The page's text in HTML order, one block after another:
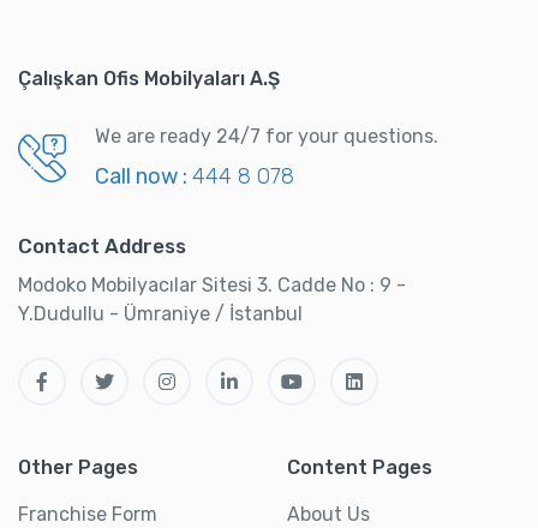
Çalışkan Ofis Mobilyaları A.Ş
We are ready 24/7 for your questions.
Call now : 444 8 078
Contact Address
Modoko Mobilyacılar Sitesi 3. Cadde No : 9 -
Y.Dudullu - Ümraniye / İstanbul
Other Pages
Franchise Form
Content Pages
About Us